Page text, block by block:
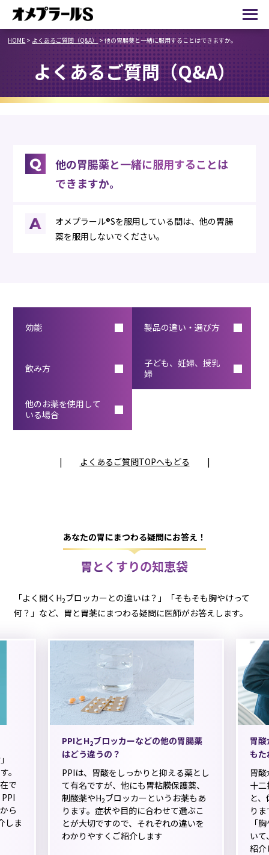
HOME > よくあるご質問（Q&A） >他の胃腸薬と一緒に服用することはできますか。
よくあるご質問（Q&A）
他の胃腸薬と一緒に服用することは
できますか。
オメプラール®Sを服用している間は、他の胃腸
薬を服用しないでください。
効能 製品の違い・選び方
飲み方
子ども、妊婦、授乳
婦
他のお薬を使用して
いる場合
| よくあるご質問TOPへもどる |
あなたの胃にまつわる疑問にお答え！
胃とくすりの知恵袋
「よく聞くH2ブロッカーとの違いは？」「そもそも胸やけって
何？」など、胃と胃薬にまつわる疑問に医師がお答えします。
。
で
ら
しま
PPIとH2ブロッカーなどの他の胃腸薬
はどう違うの？
PPIは、胃酸をしっかりと抑える薬とし
て有名ですが、他にも胃粘膜保護薬、
制酸薬やH2ブロッカーというお薬もあ
ります。症状や目的に合わせて選ぶこ
とが大切ですので、それぞれの違いを
わかりやすくご紹介します
胃
も
胃
十
と
り
「
い
紹介